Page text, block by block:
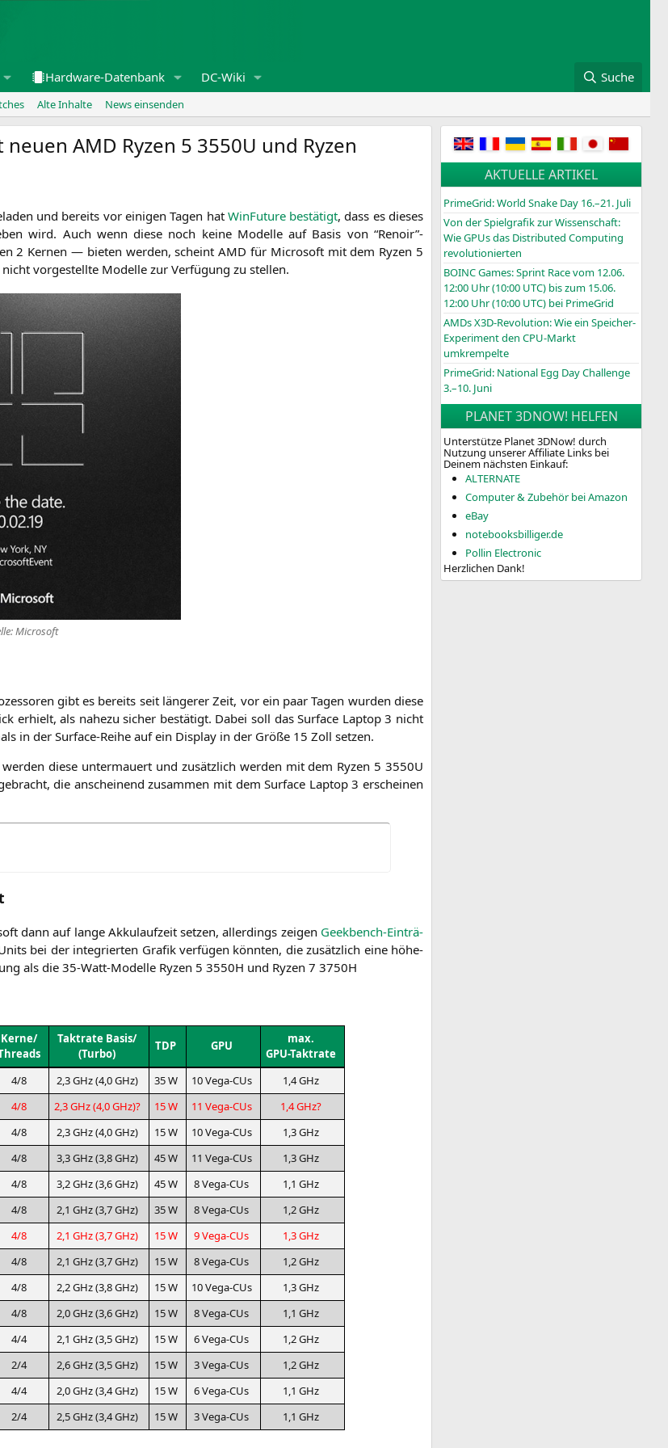
Hardware-Datenbank DC-Wiki Suche
Alte Inhalte News einsenden
neuen AMD Ryzen 5 3550U und Ryzen
und bereits vor eini­gen Tagen hatWin­Fu­ture bestä­tigt, dass es die­ses
wird. Auch wenn die­se noch kei­ne Model­le auf Basis von “Renoir”-
2 Ker­nen — bie­ten wer­den, scheintAMD für Micro­soft mit dem Ryzen 5
vor­ge­stell­te Model­le zur Ver­fü­gung zu stellen.
Microsoft
gibt es bereits seit län­ge­rer Zeit, vor ein paar Tagen wur­den die­se
erhielt, als nahe­zu sicher bestä­tigt. Dabei soll das Sur­face Lap­top 3 nicht
in der Sur­face-Rei­he auf ein Dis­play in der Grö­ße 15 Zoll setzen.
wer­den die­se unter­mau­ert und zusätz­lich wer­den mit dem Ryzen 5 3550U
die anschei­nend zusam­men mit dem Sur­face Lap­top 3 erschei­nen
dann auf lan­ge Akku­lauf­zeit set­zen, aller­dings zei­gen Geek­bench-Ein­trä­
bei der inte­grier­ten Gra­fik ver­fü­gen könn­ten, die zusätz­lich eine höhe­
als die 35-Watt-Model­le Ryzen 5 3550H und Ryzen 7 3750H
Kerne/
Takt­ra­te Basis/
(Tur­bo)
TDP GPU
max.
GPU-Taktrate
4/8 2,3 GHz (4,0 GHz) 35 W 10 Vega-CUs
1,4 GHz
4/8 2,3 GHz (4,0 GHz)? 15 W 11 Vega-CUs
1,4 GHz?
4/8 2,3 GHz (4,0 GHz) 15 W 10 Vega-CUs
1,3 GHz
4/8 3,3 GHz (3,8 GHz) 45 W 11 Vega-CUs
1,3 GHz
4/8 3,2 GHz (3,6 GHz) 45 W 8 Vega-CUs
1,1 GHz
4/8 2,1 GHz (3,7 GHz) 35 W 8 Vega-CUs
1,2 GHz
4/8 2,1 GHz (3,7 GHz) 15 W 9 Vega-CUs
1,3 GHz
4/8 2,1 GHz (3,7 GHz) 15 W 8 Vega-CUs
1,2 GHz
4/8 2,2 GHz (3,8 GHz) 15 W 10 Vega-CUs
1,3 GHz
4/8 2,0 GHz (3,6 GHz) 15 W 8 Vega-CUs
1,1 GHz
4/4 2,1 GHz (3,5 GHz) 15 W 6 Vega-CUs
1,2 GHz
2/4 2,6 GHz (3,5 GHz) 15 W 3 Vega-CUs
1,2 GHz
4/4 2,0 GHz (3,4 GHz) 15 W 6 Vega-CUs
1,1 GHz
2/4 2,5 GHz (3,4 GHz) 15 W 3 Vega-CUs 1,1 GHz
AKTUELLE ARTIKEL
PrimeGrid: World Snake Day 16.–21. Juli
Von der Spielgrafik zur Wissenschaft:
Wie GPUs das Distributed Computing
revolutionierten
BOINCGames: Sprint Race vom 12.06.
12:00 Uhr (10:00 UTC) bis zum 15.06.
12:00 Uhr (10:00 UTC) bei PrimeGrid
AMDs X3D-Revolution: Wie ein Speicher-
Experiment den CPU-Markt
umkrempelte
PrimeGrid: National Egg Day Challenge
3.–10. Juni
PLANET 3DNOW! HELFEN
Unterstütze Planet 3DNow! durch
Nutzung unserer Affiliate Links bei
Deinem nächsten Einkauf:
ALTERNATE
Computer & Zubehör bei Amazon
eBay
notebooksbilliger.de
Pollin Electronic
Herzlichen Dank!